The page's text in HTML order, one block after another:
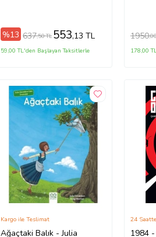
%13 637,50 TL 553,13 TL
59,00 TL'den Başlayan Taksitlerle
1950
178,00
Ağaçtaki Balık - Julia
Kargo ile Teslimat
1984
24